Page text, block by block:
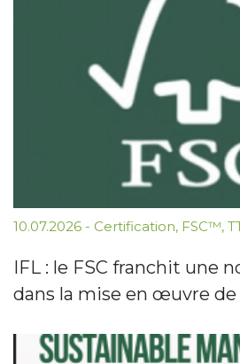
10.07.2026 - Certification, FSC™,
IFL : le FSC franchit une
dans la mise en œuvre